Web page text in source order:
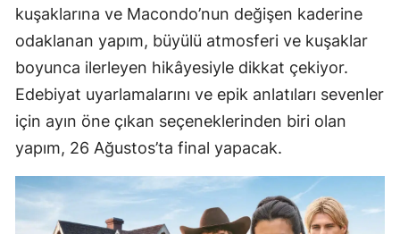
kuşaklarına ve Macondo’nun değişen kaderine
odaklanan yapım, büyülü atmosferi ve kuşaklar
boyunca ilerleyen hikâyesiyle dikkat çekiyor.
Edebiyat uyarlamalarını ve epik anlatıları sevenler
için ayın öne çıkan seçeneklerinden biri olan
yapım, 26 Ağustos’ta final yapacak.